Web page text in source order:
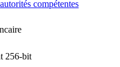
compétentes
256-bit